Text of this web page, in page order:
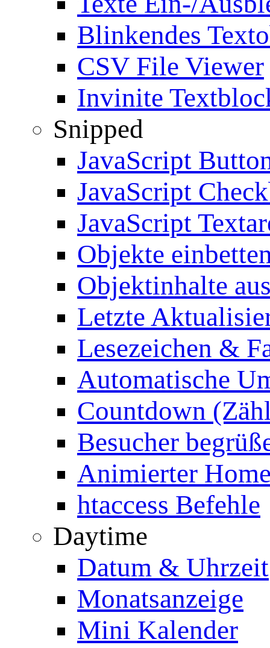
Blinkendes
CSV File Viewer
Invinite
Snipped
JavaScript
JavaScript
JavaScript
Objekte
Objektinhalte
Letzte
Lesezeichen &
Automatische
Countdown
Besucher
Animierter
htaccess Befehle
Daytime
Datum & Uhrzeit
Monatsanzeige
Mini Kalender